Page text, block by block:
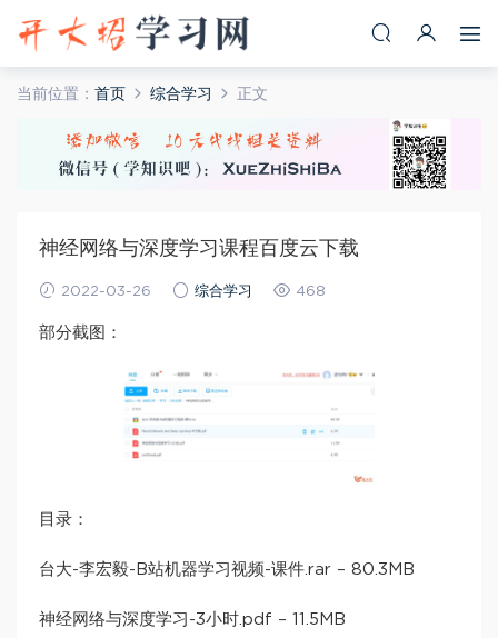
当前位置： 首页 综合学习 正文
神经网络与深度学习课程百度云下载
2022-03-26 综合学习 468
部分截图：
目录：
台大-李宏毅-B站机器学习视频-课件.rar – 80.3MB
神经网络与深度学习-3小时.pdf – 11.5MB